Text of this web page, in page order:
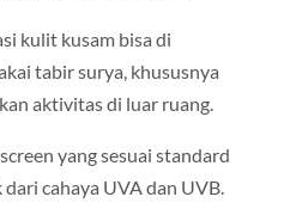
kulit kusam bisa di
tabir surya, khususnya
aktivitas di luar ruang.
yang sesuai standard
cahaya UVA dan UVB.